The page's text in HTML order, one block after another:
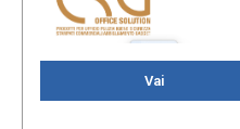
Vai